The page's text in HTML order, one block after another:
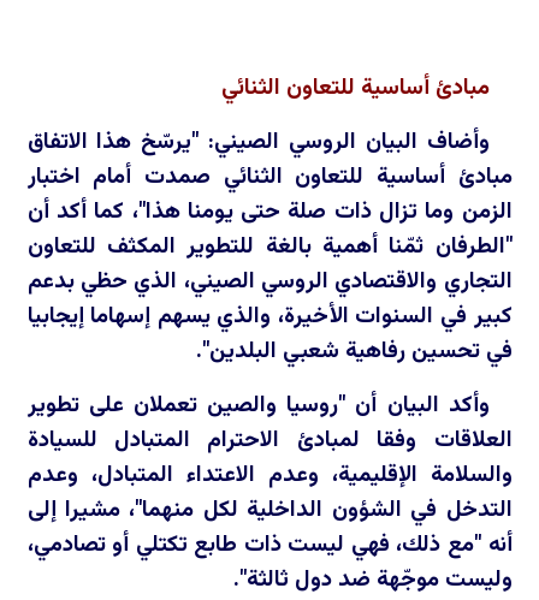
مبادئ أساسية للتعاون الثنائي
وأضاف البيان الروسي الصيني: "يرسّخ هذا الاتفاق
مبادئ أساسية للتعاون الثنائي صمدت أمام اختبار
الزمن وما تزال ذات صلة حتى يومنا هذا"، كما أكد أن
"الطرفان ثمّنا أهمية بالغة للتطوير المكثف للتعاون
التجاري والاقتصادي الروسي الصيني، الذي حظي بدعم
كبير في السنوات الأخيرة، والذي يسهم إسهاما إيجابيا
في تحسين رفاهية شعبي البلدين".
وأكد البيان أن "روسيا والصين تعملان على تطوير
العلاقات وفقا لمبادئ الاحترام المتبادل للسيادة
والسلامة الإقليمية، وعدم الاعتداء المتبادل، وعدم
التدخل في الشؤون الداخلية لكل منهما"، مشيرا إلى
أنه "مع ذلك، فهي ليست ذات طابع تكتلي أو تصادمي،
وليست موجّهة ضد دول ثالثة".